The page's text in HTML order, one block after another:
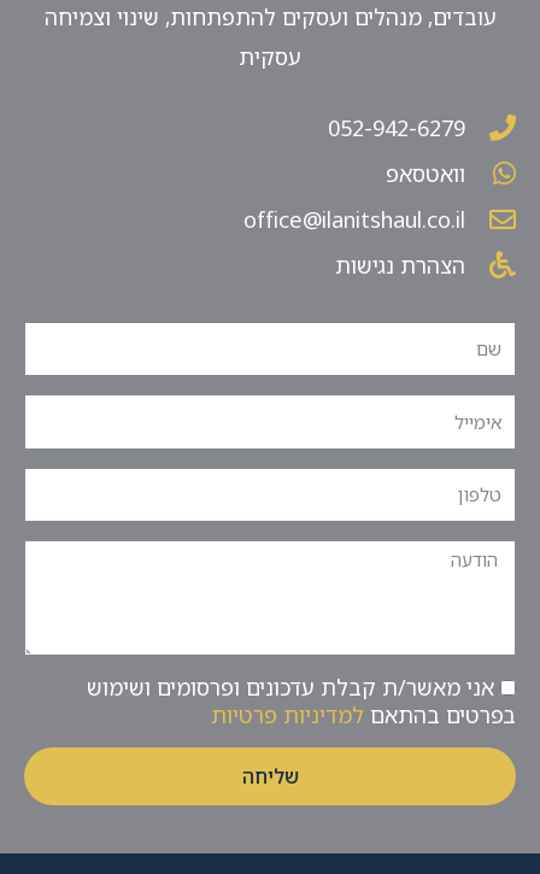
עובדים, מנהלים ועסקים להתפתחות, שינוי וצמיחה
עסקית
052-942-6279
וואטסאפ
office@ilanitshaul.co.il
הצהרת נגישות
אני מאשר/ת קבלת עדכונים ופרסומים ושימוש
בפרטים בהתאם למדיניות פרטיות
שליחה